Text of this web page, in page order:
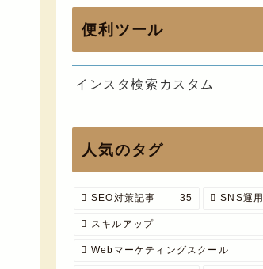
便利ツール
インスタ検索カスタム
人気のタグ
SEO対策記事 35 SNS運用
スキルアップ
Webマーケティングスクール